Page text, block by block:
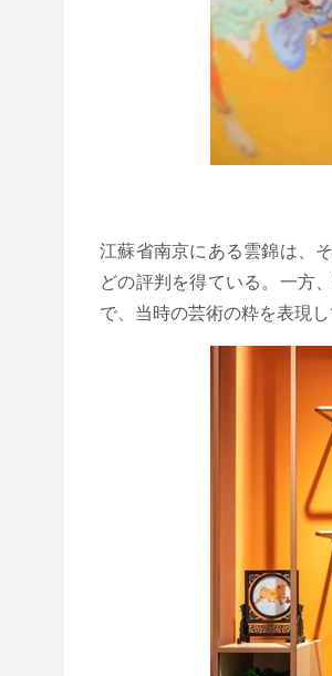
江蘇省南京にある雲錦は、
どの評判を得ている。一方
で、当時の芸術の粋を表現し